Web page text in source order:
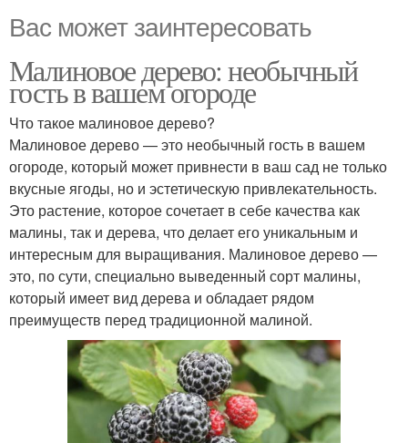
Вас может заинтересовать
Малиновое дерево: необычный
гость в вашем огороде
Что такое малиновое дерево?
Малиновое дерево — это необычный гость в вашем
огороде, который может привнести в ваш сад не только
вкусные ягоды, но и эстетическую привлекательность.
Это растение, которое сочетает в себе качества как
малины, так и дерева, что делает его уникальным и
интересным для выращивания. Малиновое дерево —
это, по сути, специально выведенный сорт малины,
который имеет вид дерева и обладает рядом
преимуществ перед традиционной малиной.